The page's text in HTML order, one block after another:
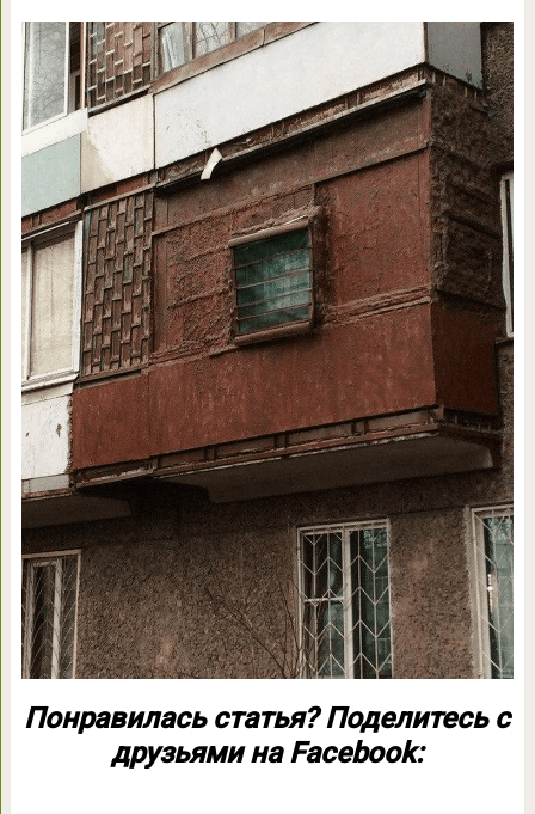
Понравилась статья? Поделитесь с
друзьями на Facebook: